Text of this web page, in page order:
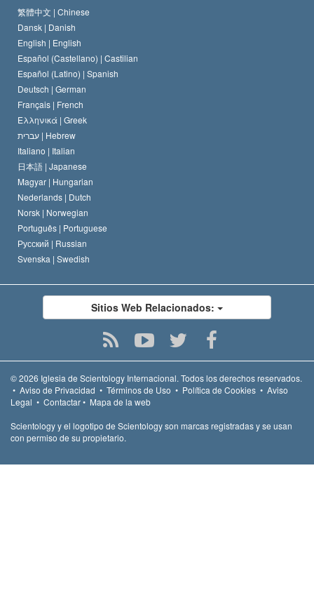
El Credo de la Iglesia de Scientology
El Código de un Scientologist
David Miscavige
Estándares de los Derechos Humanos Internacionales
Proclamación sobre la Religión
繁體中文 | Chinese
Dansk | Danish
English | English
Español (Castellano) | Castilian
Español (Latino) | Spanish
Deutsch | German
Français | French
Ελληνικά | Greek
עברית | Hebrew
Italiano | Italian
日本語 | Japanese
Magyar | Hungarian
Nederlands | Dutch
Norsk | Norwegian
Português | Portuguese
Русский | Russian
Svenska | Swedish
Sitios Web Relacionados:
© 2026 Iglesia de Scientology Internacional. Todos los derechos reservados.
• Aviso de Privacidad • Términos de Uso • Política de Cookies • Aviso
Legal • Contactar• Mapa de la web
Scientology y el logotipo de Scientology son marcas registradas y se usan
con permiso de su propietario.